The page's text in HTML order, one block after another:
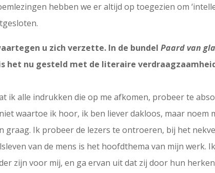
hebben we er altijd op toegezien om
u zich verzette. In de bundelPaard van
het nu gesteld met de literaire
ik alle indrukken die op me afkomen, probeer te
waartoe ik hoor, ik ben liever dakloos, maar noem
graag. Ik probeer de lezers te ontroeren, bij het
van de mens is het hoofdthema van mijn werk.
zijn voor mij, en ga ervan uit dat zij door hun